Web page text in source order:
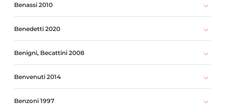
Benassi 2010
Benedetti 2020
Benigni, Becattini 2008
Benvenuti 2014
Benzoni 1997